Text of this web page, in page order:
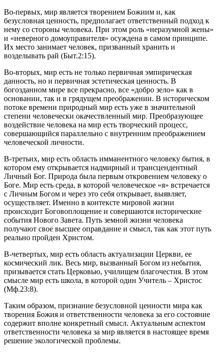
Во-первых, мир является творением Божиим и, как
безусловная ценность, предполагает ответственный подход к
нему со стороны человека. При этом роль «неразумной жены»
и «неверного домоуправителя» осуждена в самом принципе.
Их место занимает человек, призванный хранить и
возделывать рай (Быт.2:15).
Во-вторых, мир есть не только первичная эмпирическая
данность, но и первичная эстетическая ценность. В
богозданном мире все прекрасно, все «добро зело» как в
основании, так и в грядущем преображении. В историческом
потоке времени природный мир есть уже в значительной
степени человечески окачествленный мир. Преобразующее
воздействие человека на мир есть творческий процесс,
совершающийся параллельно с внутренним преображением
человеческой личности.
В-третьих, мир есть область имманентного человеку бытия, в
котором ему открывается надмирный и трансцендентный
Личный Бог. Природа была первым откровением человеку о
Боге. Мир есть среда, в которой человеческое «я» встречается
с Личным Богом и через это себя открывает, выявляет,
осуществляет. Именно в контексте мировой жизни
происходит Боговоплощение и совершаются исторические
события Нового Завета. Путь земной жизни человека
получают свое высшее оправдание и смысл, так как этот путь
реально пройден Христом.
В-четвертых, мир есть область актуализации Церкви, ее
космический лик. Весь мир, вызванный Богом из небытия,
призывается стать Церковью, училищем благочестия. В этом
смысле мир есть школа, в которой один Учитель – Христос
(Мф.23:8).
Таким образом, признание безусловной ценности мира как
творения Божия и ответственности человека за его состояние
содержит вполне конкретный смысл. Актуальным аспектом
ответственности человека за мир является в настоящее время
решение экологической проблемы.